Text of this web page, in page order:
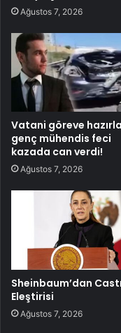
Ağustos 7, 2026
Vatani göreve
genç mühendis feci
kazada can verdi!
Ağustos 7, 2026
Sheinbaum’dan
Eleştirisi
Ağustos 7, 2026